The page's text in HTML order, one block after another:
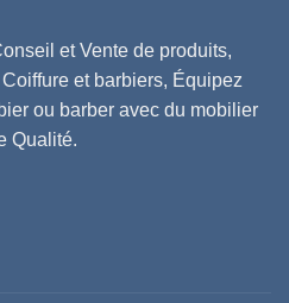
et Vente de produits,
et barbiers, Équipez
ou barber avec du mobilier
Qualité.